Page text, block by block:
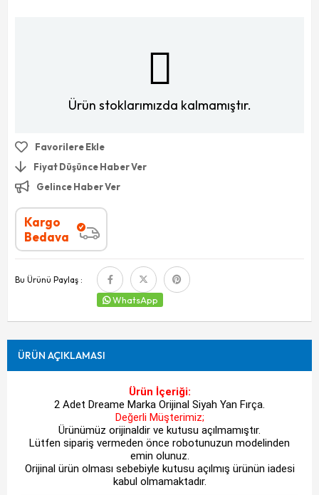
Ürün stoklarımızda kalmamıştır.
Favorilere Ekle
Fiyat Düşünce Haber Ver
Gelince Haber Ver
Kargo
Bedava
Bu Ürünü Paylaş :
WhatsApp
ÜRÜN AÇIKLAMASI
Ürün İçeriği:
2 Adet Dreame Marka Orijinal Siyah Yan Fırça.
Değerli Müşterimiz;
Ürünümüz orijinaldir ve kutusu açılmamıştır.
Lütfen sipariş vermeden önce robotunuzun modelinden
emin olunuz.
Orijinal ürün olması sebebiyle kutusu açılmış ürünün iadesi
kabul olmamaktadır.